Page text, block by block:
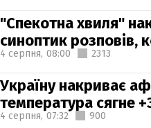
"Спекотна хвиля"
синоптик розповів,
4 серпня, 08:00 2313
Україну накриває
температура сягне
4 серпня, 07:32 900